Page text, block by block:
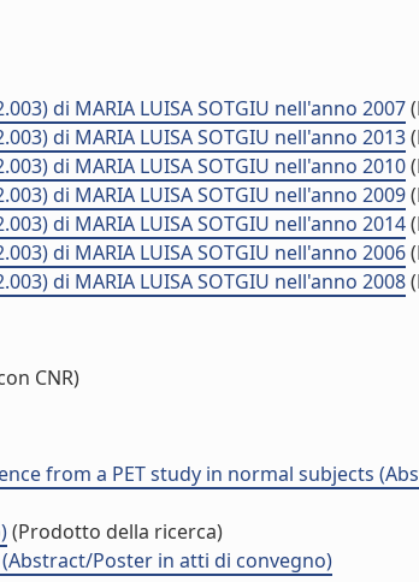
di MARIA LUISA SOTGIU nell'anno 2007
di MARIA LUISA SOTGIU nell'anno 2013
di MARIA LUISA SOTGIU nell'anno 2010
di MARIA LUISA SOTGIU nell'anno 2009
di MARIA LUISA SOTGIU nell'anno 2014
di MARIA LUISA SOTGIU nell'anno 2006
di MARIA LUISA SOTGIU nell'anno 2008
CNR)
from a PET study in normal subjects
(Prodotto della ricerca)
Poster in atti di convegno)